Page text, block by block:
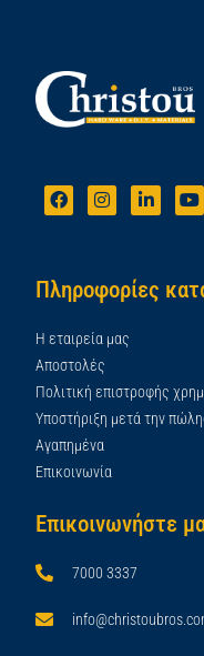
Πληροφορίες
Η εταιρεία μας
Αποστολές
Πολιτική επιστροφής
Υποστήριξη μετά την
Αγαπημένα
Επικοινωνία
Επικοινωνήστε
7000 3337